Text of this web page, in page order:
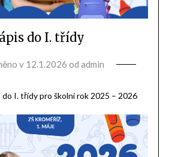
do I. třídy
v 12.1.2026 od admin
I. třídy pro školní rok 2025 – 2026